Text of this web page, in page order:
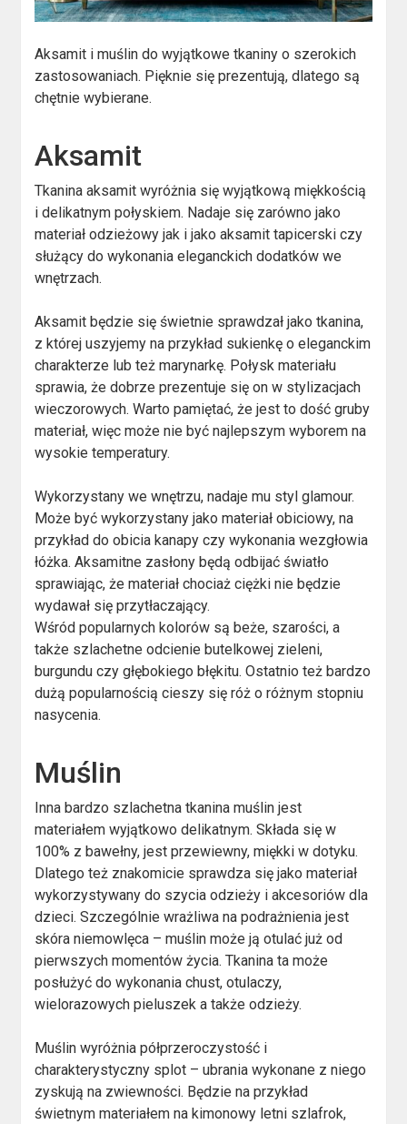
Aksamit i muślin do wyjątkowe tkaniny o szerokich
zastosowaniach. Pięknie się prezentują, dlatego są
chętnie wybierane.
Aksamit
Tkanina aksamit wyróżnia się wyjątkową miękkością
i delikatnym połyskiem. Nadaje się zarówno jako
materiał odzieżowy jak i jako aksamit tapicerski czy
służący do wykonania eleganckich dodatków we
wnętrzach.
Aksamit będzie się świetnie sprawdzał jako tkanina,
z której uszyjemy na przykład sukienkę o eleganckim
charakterze lub też marynarkę. Połysk materiału
sprawia, że dobrze prezentuje się on w stylizacjach
wieczorowych. Warto pamiętać, że jest to dość gruby
materiał, więc może nie być najlepszym wyborem na
wysokie temperatury.
Wykorzystany we wnętrzu, nadaje mu styl glamour.
Może być wykorzystany jako materiał obiciowy, na
przykład do obicia kanapy czy wykonania wezgłowia
łóżka. Aksamitne zasłony będą odbijać światło
sprawiając, że materiał chociaż ciężki nie będzie
wydawał się przytłaczający.
Wśród popularnych kolorów są beże, szarości, a
także szlachetne odcienie butelkowej zieleni,
burgundu czy głębokiego błękitu. Ostatnio też bardzo
dużą popularnością cieszy się róż o różnym stopniu
nasycenia.
Muślin
Inna bardzo szlachetna tkanina muślin jest
materiałem wyjątkowo delikatnym. Składa się w
100% z bawełny, jest przewiewny, miękki w dotyku.
Dlatego też znakomicie sprawdza się jako materiał
wykorzystywany do szycia odzieży i akcesoriów dla
dzieci. Szczególnie wrażliwa na podrażnienia jest
skóra niemowlęca – muślin może ją otulać już od
pierwszych momentów życia. Tkanina ta może
posłużyć do wykonania chust, otulaczy,
wielorazowych pieluszek a także odzieży.
Muślin wyróżnia półprzeroczystość i
charakterystyczny splot – ubrania wykonane z niego
zyskują na zwiewności. Będzie na przykład
świetnym materiałem na kimonowy letni szlafrok,